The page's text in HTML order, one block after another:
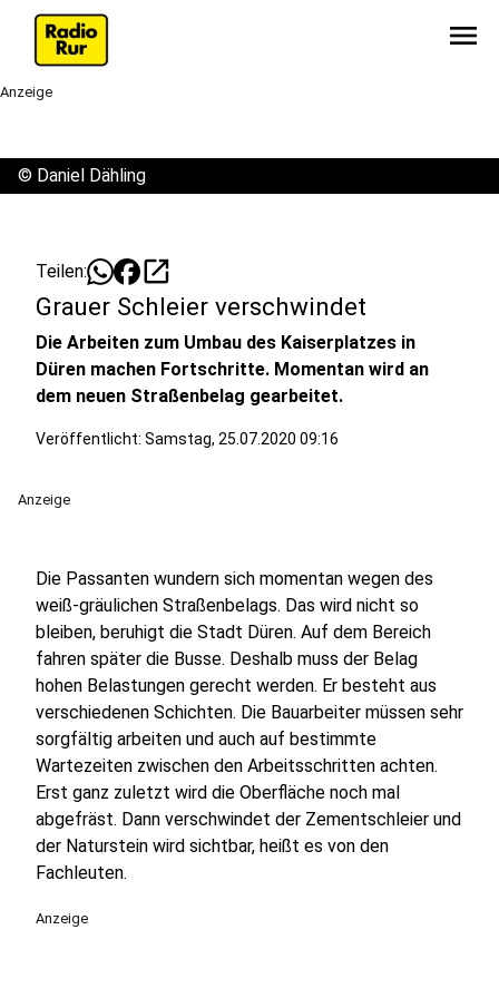
menu
Anzeige
© Daniel Dähling
Teilen: open_in_new
Grauer Schleier verschwindet
Die Arbeiten zum Umbau des Kaiserplatzes in
Düren machen Fortschritte. Momentan wird an
dem neuen Straßenbelag gearbeitet.
Veröffentlicht: Samstag, 25.07.2020 09:16
Anzeige
Die Passanten wundern sich momentan wegen des
weiß-gräulichen Straßenbelags. Das wird nicht so
bleiben, beruhigt die Stadt Düren. Auf dem Bereich
fahren später die Busse. Deshalb muss der Belag
hohen Belastungen gerecht werden. Er besteht aus
verschiedenen Schichten. Die Bauarbeiter müssen sehr
sorgfältig arbeiten und auch auf bestimmte
Wartezeiten zwischen den Arbeitsschritten achten.
Erst ganz zuletzt wird die Oberfläche noch mal
abgefräst. Dann verschwindet der Zementschleier und
der Naturstein wird sichtbar, heißt es von den
Fachleuten.
Anzeige